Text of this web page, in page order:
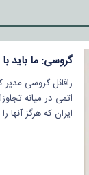
گروسی: ما باید
رافائل گروسی مدیر
اتمی در میانه
ایران که هرگز آنها